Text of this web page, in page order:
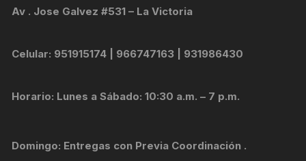
Av . Jose Galvez #531 – La Victoria
Celular: 951915174 | 966747163 | 931986430
Horario: Lunes a Sábado: 10:30 a.m. – 7 p.m.
Domingo: Entregas con Previa Coordinación .